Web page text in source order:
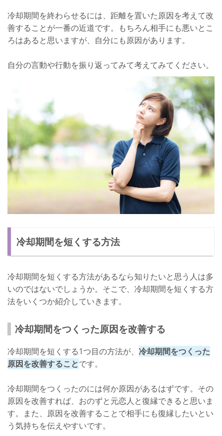
冷却期間を終わらせるには、距離を置いた原因を考えて改
善することが一番の近道です。もちろん相手にも悪いとこ
ろはあると思いますが、自分にも原因があります。
自分の言動や行動を振り返ってみて考えてみてください。
冷却期間を短くする方法
冷却期間を短くする方法があるなら知りたいと思う人は多
いのではないでしょうか。そこで、冷却期間を短くする方
法をいくつか紹介していきます。
冷却期間をつくった原因を改善する
冷却期間を短くする1つ目の方法が、 冷却期間をつくった
原因を改善することです。
冷却期間をつくったのには何か原因があるはずです。その
原因を改善すれば、おのずと元恋人と復縁できると思いま
す。また、原因を改善することで相手にも復縁したいとい
う気持ちを伝えやすいです。